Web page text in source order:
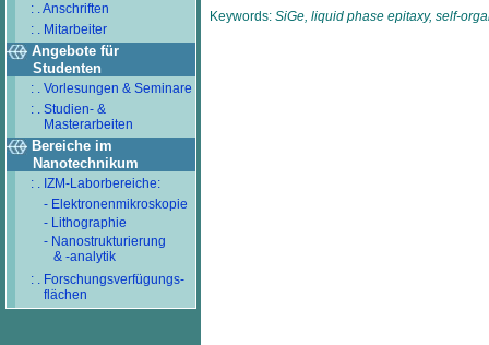
: . Anschriften
: . Mitarbeiter
Angebote für
Studenten
: . Vorlesungen & Seminare
: . Studien- &
Masterarbeiten
Bereiche im
Nanotechnikum
: . IZM-Laborbereiche:
- Elektronenmikroskopie
- Lithographie
- Nanostrukturierung
& -analytik
: . Forschungsverfügungs-
flächen
Keywords: SiGe, liquid phase epitaxy, self-